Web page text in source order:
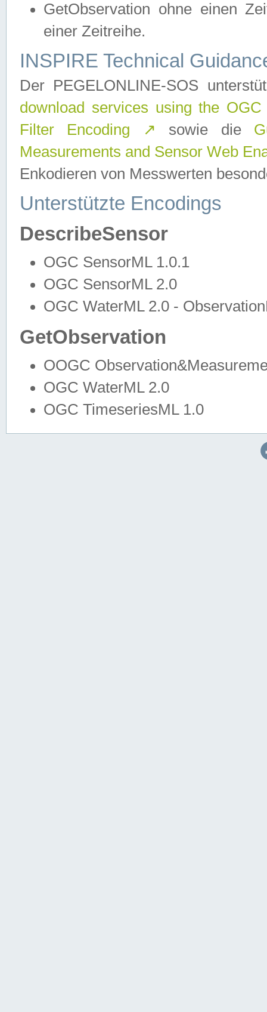
GetObservation ohne einen
einer Zeitreihe.
INSPIRE Technical
Der PEGELONLINE-SOS
download services using the
Filter Encoding
↗ sowie die
Measurements and Sensor Web
Enkodieren von Messwerten
Unterstützte Encodings
DescribeSensor
OGC SensorML 1.0.1
OGC SensorML 2.0
OGC WaterML 2.0 -
GetObservation
OOGC
OGC WaterML 2.0
OGC TimeseriesML 1.0